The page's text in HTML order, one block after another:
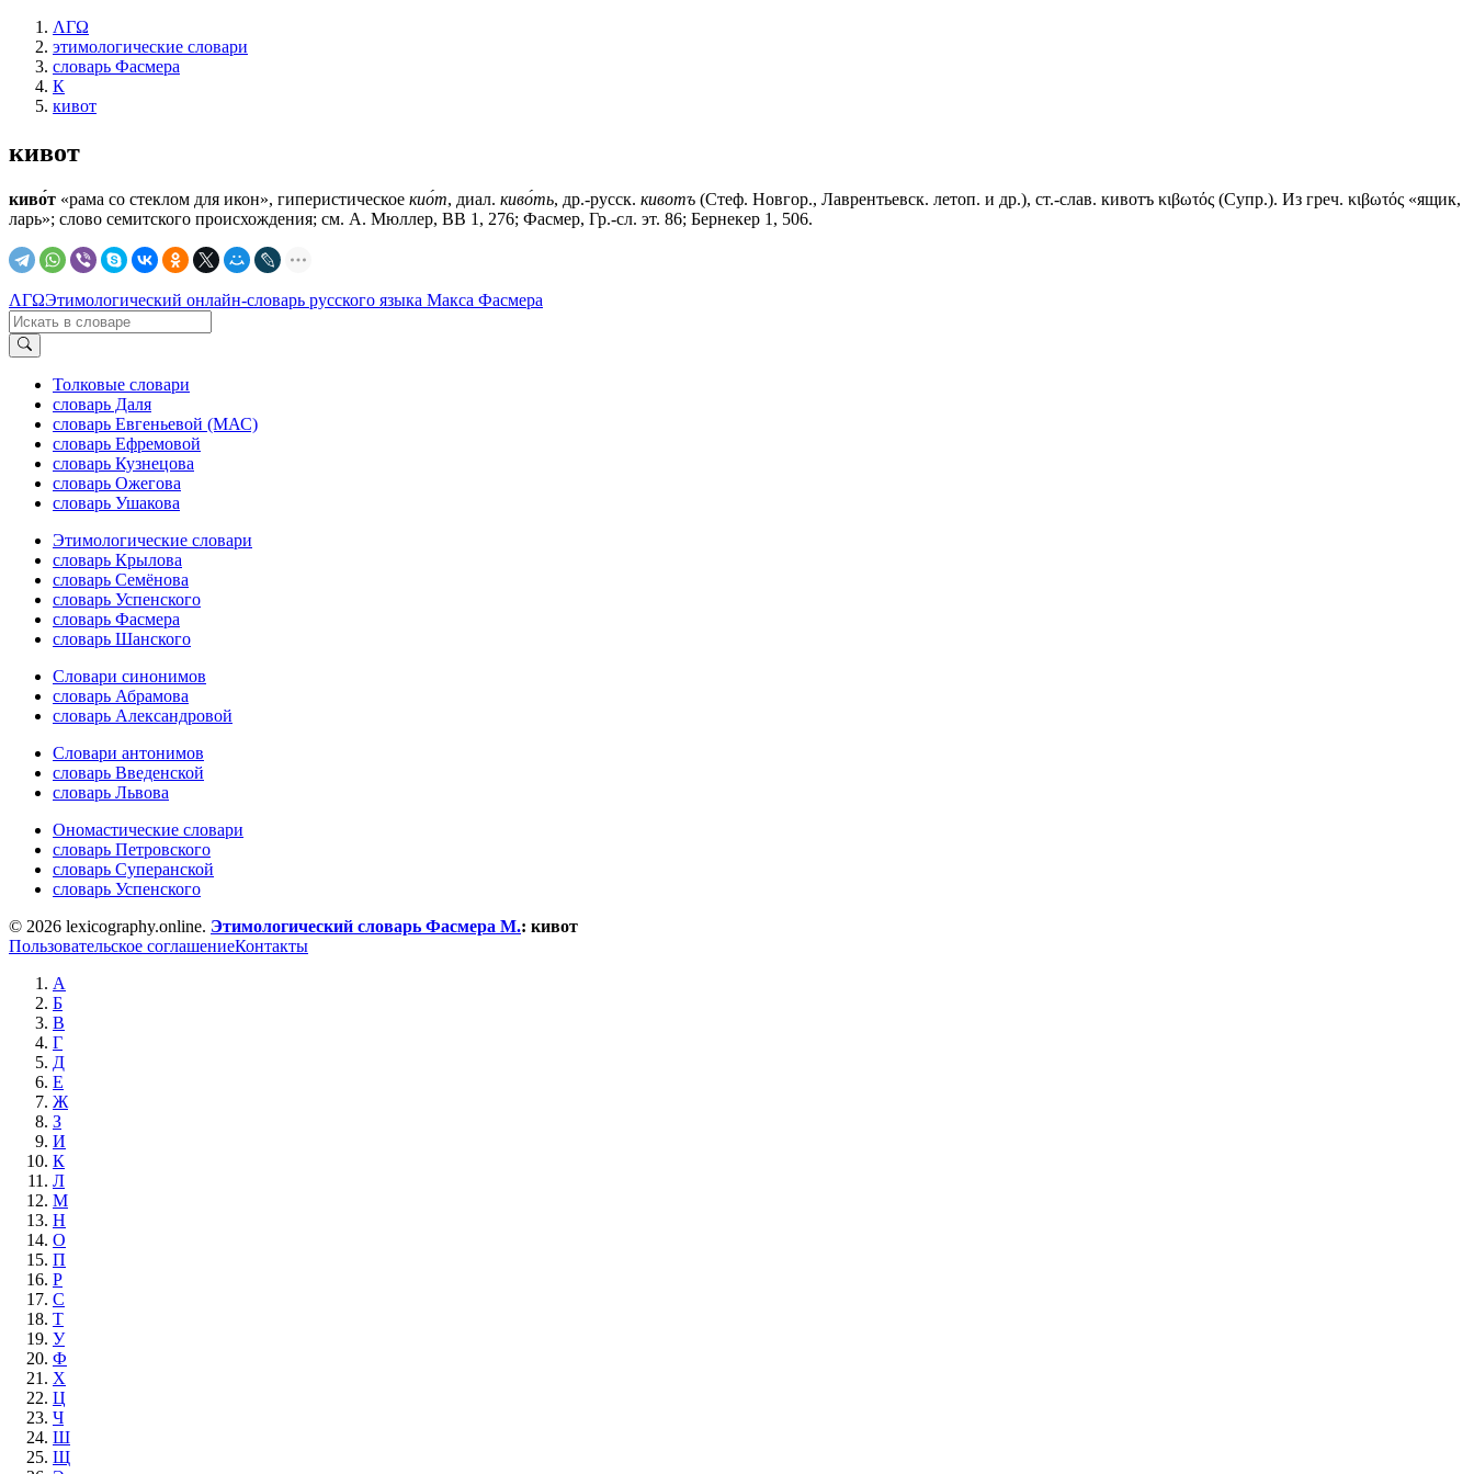
ΛΓΩ
этимологические словари
словарь Фасмера
К
кивот
кивот
киво́т «рама со стеклом для икон», гиперистическое кио́т, диал. киво́ть, др.-русск. кивотъ (Стеф. Новгор., Лаврентьевск. летоп. и др.), ст.-слав. кивотъ κιβωτός (Супр.). Из греч. κιβωτός «ящик,
ларь»; слово семитского происхождения; см. А. Мюллер, ВВ 1, 276; Фасмер, Гр.-сл. эт. 86; Бернекер 1, 506.
ΛΓΩЭтимологический онлайн-словарь русского языка Макса Фасмера
Толковые словари
словарь Даля
словарь Евгеньевой (МАС)
словарь Ефремовой
словарь Кузнецова
словарь Ожегова
словарь Ушакова
Этимологические словари
словарь Крылова
словарь Семёнова
словарь Успенского
словарь Фасмера
словарь Шанского
Словари синонимов
словарь Абрамова
словарь Александровой
Словари антонимов
словарь Введенской
словарь Львова
Ономастические словари
словарь Петровского
словарь Суперанской
словарь Успенского
© 2026 lexicography.online. Этимологический словарь Фасмера М.: кивот
Пользовательское соглашениеКонтакты
А
Б
В
Г
Д
Е
Ж
З
И
К
Л
М
Н
О
П
Р
С
Т
У
Ф
Х
Ц
Ч
Ш
Щ